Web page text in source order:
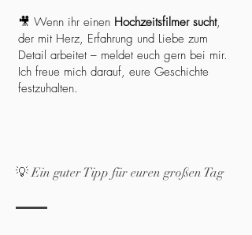
🎥 Wenn ihr einen Hochzeitsfilmer sucht,
der mit Herz, Erfahrung und Liebe zum
Detail arbeitet – meldet euch gern bei mir.
Ich freue mich darauf, eure Geschichte
festzuhalten.
💡 Ein guter Tipp für euren großen Tag